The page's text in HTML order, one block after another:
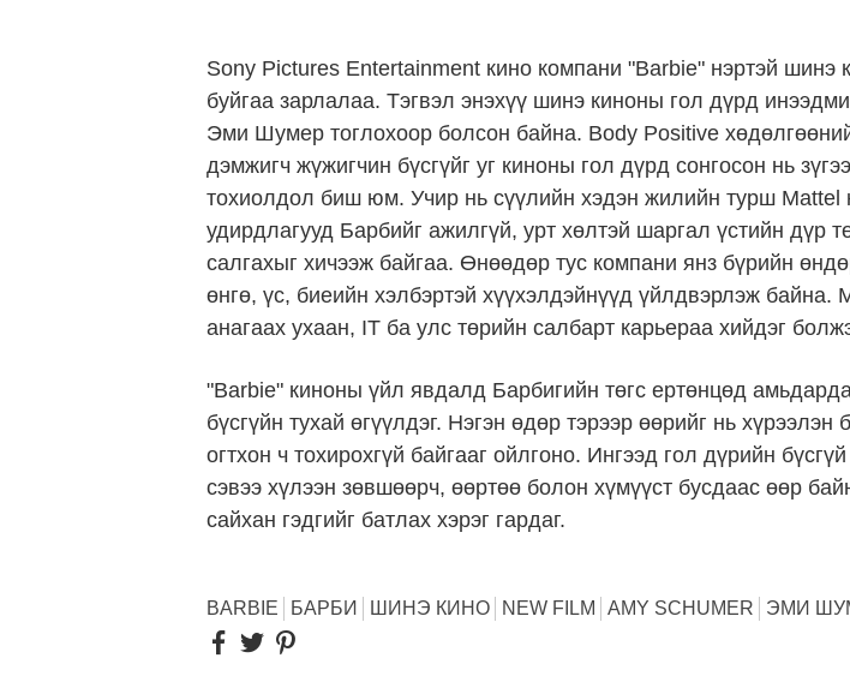
Sony Pictures Entertainment кино компани "Barbie" нэртэй шинэ
буйгаа зарлалаа. Тэгвэл энэхүү шинэ киноны гол дүрд
Эми Шумер тоглохоор болсон байна. Body Positive
дэмжигч жүжигчин бүсгүйг уг киноны гол дүрд сонгосон нь
тохиолдол биш юм. Учир нь сүүлийн хэдэн жилийн турш Mattel
удирдлагууд Барбийг ажилгүй, урт хөлтэй шаргал үстийн дүр
салгахыг хичээж байгаа. Өнөөдөр тус компани янз бүрийн
өнгө, үс, биеийн хэлбэртэй хүүхэлдэйнүүд үйлдвэрлэж байна.
анагаах ухаан, IT ба улс төрийн салбарт карьераа хийдэг
"Barbie" киноны үйл явдалд Барбигийн төгс ертөнцөд
бүсгүйн тухай өгүүлдэг. Нэгэн өдөр тэрээр өөрийг нь хүрээлэн
огтхон ч тохирохгүй байгааг ойлгоно. Ингээд гол дүрийн
сэвээ хүлээн зөвшөөрч, өөртөө болон хүмүүст бусдаас өөр
сайхан гэдгийг батлах хэрэг гардаг.
BARBIE БАРБИ ШИНЭ КИНО NEW FILM AMY SCHUMER ЭМИ